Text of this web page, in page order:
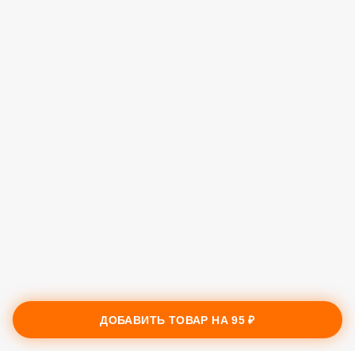
ДОБАВИТЬ ТОВАР НА95 ₽